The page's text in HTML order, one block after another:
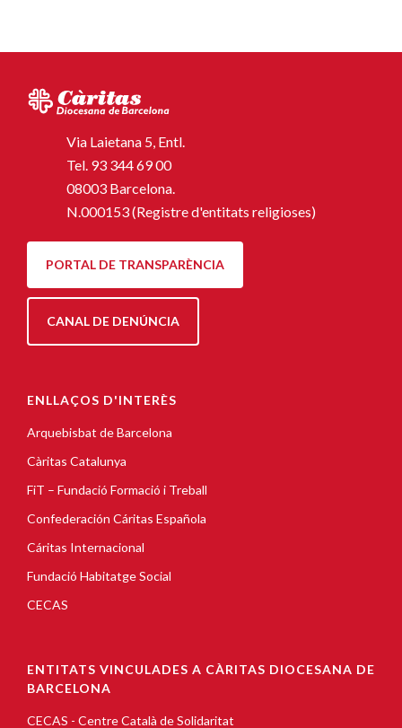
Via Laietana 5, Entl.
Tel. 93 344 69 00
08003 Barcelona.
N.000153 (Registre d'entitats religioses)
PORTAL DE TRANSPARÈNCIA
CANAL DE DENÚNCIA
ENLLAÇOS D'INTERÈS
Arquebisbat de Barcelona
Càritas Catalunya
FiT – Fundació Formació i Treball
Confederación Cáritas Española
Cáritas Internacional
Fundació Habitatge Social
CECAS
ENTITATS VINCULADES A CÀRITAS DIOCESANA DE
BARCELONA
CECAS - Centre Català de Solidaritat